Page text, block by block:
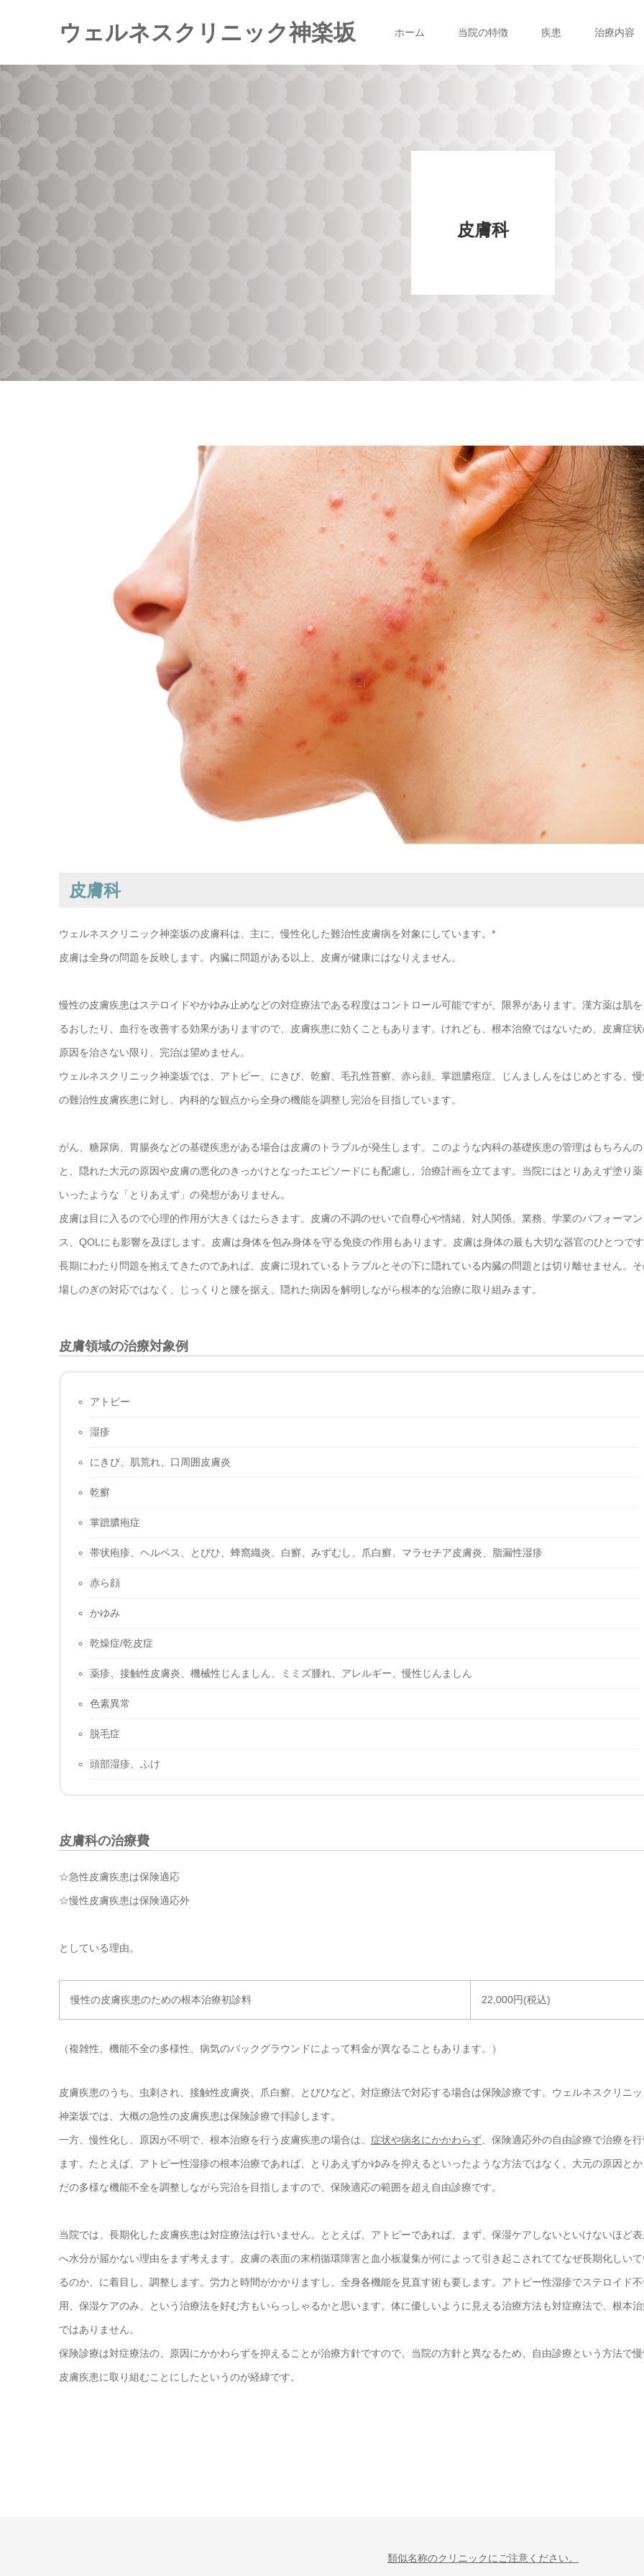
ウェルネスクリニック神楽坂 ホーム 当院の特徴 疾患 治療内容
皮膚科
皮膚科
ウェルネスクリニック神楽坂の皮膚科は、主に、慢性化した難治性皮膚病を対象にしています。*
皮膚は全身の問題を反映します。内臓に問題がある以上、皮膚が健康にはなりえません。
慢性の皮膚疾患はステロイドやかゆみ止めなどの対症療法である程度はコントロール可能ですが、限界があります。漢方薬は肌を
るおしたり、血行を改善する効果がありますので、皮膚疾患に効くこともあります。けれども、根本治療ではないため、皮膚症
原因を治さない限り、完治は望めません。
ウェルネスクリニック神楽坂では、アトピー、にきび、乾癬、毛孔性苔癬、赤ら顔、掌蹠膿疱症、じんましんをはじめとする、慢
の難治性皮膚疾患に対し、内科的な観点から全身の機能を調整し完治を目指しています。
がん、糖尿病、胃腸炎などの基礎疾患がある場合は皮膚のトラブルが発生します。このような内科の基礎疾患の管理はもちろんの
と、隠れた大元の原因や皮膚の悪化のきっかけとなったエピソードにも配慮し、治療計画を立てます。当院にはとりあえず塗り薬
いったような「とりあえず」の発想がありません。
皮膚は目に入るので心理的作用が大きくはたらきます。皮膚の不調のせいで自尊心や情緒、対人関係、業務、学業のパフォーマン
ス、QOLにも影響を及ぼします。皮膚は身体を包み身体を守る免疫の作用もあります。皮膚は身体の最も大切な器官のひとつです
長期にわたり問題を抱えてきたのであれば、皮膚に現れているトラブルとその下に隠れている内臓の問題とは切り離せません。
場しのぎの対応ではなく、じっくりと腰を据え、隠れた病因を解明しながら根本的な治療に取り組みます。
皮膚領域の治療対象例
アトピー
湿疹
にきび、肌荒れ、口周囲皮膚炎
乾癬
掌蹠膿疱症
帯状疱疹、ヘルペス、とびひ、蜂窩織炎、白癬、みずむし、爪白癬、マラセチア皮膚炎、脂漏性湿疹
赤ら顔
かゆみ
乾燥症/乾皮症
薬疹、接触性皮膚炎、機械性じんましん、ミミズ腫れ、アレルギー、慢性じんましん
色素異常
脱毛症
頭部湿疹、ふけ
皮膚科の治療費
☆急性皮膚疾患は保険適応
☆慢性皮膚疾患は保険適応外
としている理由。
慢性の皮膚疾患のための根本治療初診料 22,000円(税込)
（複雑性、機能不全の多様性、病気のバックグラウンドによって料金が異なることもあります。）
皮膚疾患のうち、虫刺され、接触性皮膚炎、爪白癬、とびひなど、対症療法で対応する場合は保険診療です。ウェルネスクリニッ
神楽坂では、大概の急性の皮膚疾患は保険診療で拝診します。
一方、慢性化し、原因が不明で、根本治療を行う皮膚疾患の場合は、 症状や病名にかかわらず 、保険適応外の自由診療で治療を
ます。たとえば、アトピー性湿疹の根本治療であれば、とりあえずかゆみを抑えるといったような方法ではなく、大元の原因とか
だの多様な機能不全を調整しながら完治を目指しますので、保険適応の範囲を超え自由診療です。
当院では、長期化した皮膚疾患は対症療法は行いません。ととえば、アトピーであれば、まず、保湿ケアしないといけないほど表
へ水分が届かない理由をまず考えます。皮膚の表面の末梢循環障害と血小板凝集が何によって引き起こされててなぜ長期化しいて
るのか、に着目し、調整します。労力と時間がかかりますし、全身各機能を見直す術も要します。アトピー性湿疹でステロイド不
用、保湿ケアのみ、という治療法を好む方もいらっしゃるかと思います。体に優しいように見える治療方法も対症療法で、根本治
ではありません。
保険診療は対症療法の、原因にかかわらずを抑えることが治療方針ですので、当院の方針と異なるため、自由診療という方法で慢
皮膚疾患に取り組むことにしたというのが経緯です。
類似名称のクリニックにご注意ください。